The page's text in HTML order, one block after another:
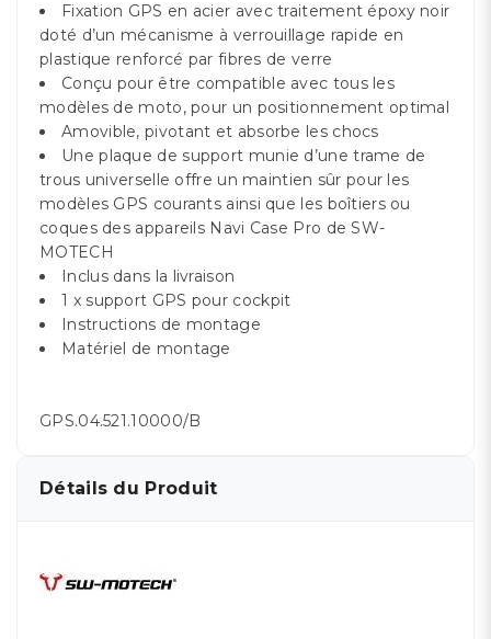
Fixation GPS en acier avec traitement époxy noir
doté d’un mécanisme à verrouillage rapide en
plastique renforcé par fibres de verre
Conçu pour être compatible avec tous les
modèles de moto, pour un positionnement optimal
Amovible, pivotant et absorbe les chocs
Une plaque de support munie d’une trame de
trous universelle offre un maintien sûr pour les
modèles GPS courants ainsi que les boîtiers ou
coques des appareils Navi Case Pro de SW-
MOTECH
Inclus dans la livraison
1 x support GPS pour cockpit
Instructions de montage
Matériel de montage
GPS.04.521.10000/B
Détails du Produit